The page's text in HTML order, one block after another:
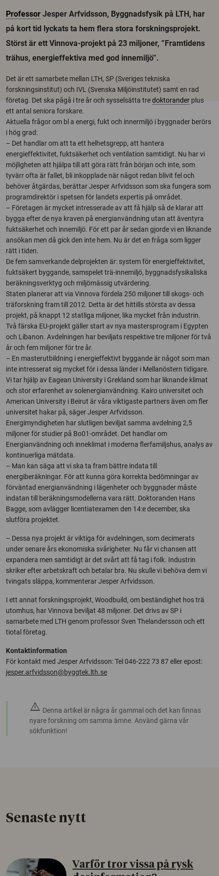
Professor Jesper Arfvidsson, Byggnadsfysik på LTH, har
på kort tid lyckats ta hem flera stora forskningsprojekt.
Störst är ett Vinnova-projekt på 23 miljoner, ”Framtidens
trähus, energieffektiva med god innemiljö”.
Det är ett samarbete mellan LTH, SP (Sveriges tekniska
forskningsinstitut) och IVL (Svenska Miljöinstitutet) samt en rad
företag. Det ska pågå i tre år och sysselsätta tredoktorander plus
ett antal seniora forskare.
Aktuella frågor om bl a energi, fukt och innermiljö i byggnader berörs
i hög grad:
– Det handlar om att ta ett helhetsgrepp, att hantera
energieffektivitet, fuktsäkerhet och ventilation samtidigt. Nu har vi
möjligheten att hjälpa till att göra rätt från början och inte, som
tyvärr ofta är fallet, bli inkopplade när något redan blivit fel och
behöver åtgärdas, berättar Jesper Arfvidsson som ska fungera som
programdirektör i spetsen för landets expertis på området.
– Företagen är mycket intresserade av att få hjälp så de klarar att
bygga efter de nya kraven på energianvändning utan att äventyra
fuktsäkerhet och innemiljö. För ett par år sedan gjorde vi en liknande
ansökan men då gick den inte hem. Nu är det en fråga som ligger
rätt i tiden.
De fem samverkande delprojekten är: system för energieffektivitet,
fuktsäkert byggande, samspelet trä-innemiljö, byggnadsfysikaliska
beräkningsverktyg och miljömässig utvärdering.
Staten planerar att via Vinnova fördela 250 miljoner till skogs- och
träforskning fram till 2012. Detta är det hittills största av dessa
projekt, på knappt 12 statliga miljoner, lika mycket från industrin.
Två färska EU-projekt gäller start av nya mastersprogram i Egypten
och Libanon. Avdelningen har beviljats respektive tre miljoner för två
år och fem miljoner för tre år.
– En masterutbildning i energieffektivt byggande är något som man
inte intresserat sig mycket för i dessa länder i Mellanöstern tidigare.
Vi tar hjälp av Eagean University i Grekland som har liknande klimat
och stor erfarenhet av solenergianvändning. Kairo universitet och
American University i Beirut är våra viktigaste partners även om fler
universitet hakar på, säger Jesper Arfvidsson.
Energimyndigheten har slutligen beviljat samma avdelning 2,5
miljoner för studier på Bo01-området. Det handlar om
Energianvändning och inneklimat i moderna flerfamiljshus, analys av
kontinuerliga mätdata.
– Man kan säga att vi ska ta fram bättre indata till
energiberäkningar. För att kunna göra korrekta bedömningar av
förväntad energianvändning i lägenheter och byggnader måste
indatan till beräkningsmodellerna vara rätt. Doktoranden Hans
Bagge, som avlägger licentiatexamen den 14:e december, ska
slutföra projektet.
– Dessa nya projekt är viktiga för avdelningen, som decimerats
under senare års ekonomiska svårigheter. Nu får vi chansen att
expandera men samtidigt är det svårt att få tag i folk. Industrin
skriker efter arbetskraft och betalar bra. Nu skulle vi behöva dem vi
tvingats släppa, kommenterar Jesper Arfvidsson.
I ett annat forskningsprojekt, Woodbuild, om beständighet hos trä
utomhus, har Vinnova beviljat 48 miljoner. Det drivs av SP i
samarbete med LTH genom professor Sven Thelandersson och ett
tiotal företag.
Kontaktinformation
För kontakt med Jesper Arfvidsson: Tel 046-222 73 87 eller epost:
jesper.arfvidsson@byggtek.lth.se
warning Denna artikel är några år gammal och det kan finnas
nyare forskning om samma ämne. Använd gärna vår
sökfunktion!
Senaste nytt
Varför tror vissa på rysk